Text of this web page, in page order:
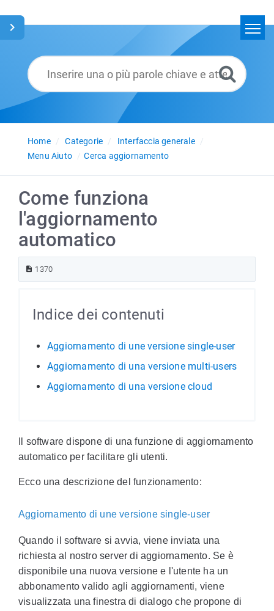
Glossario
Italiano
Home
Categorie
Interfaccia generale
Menu Aiuto
Cerca aggiornamento
Come funziona
l'aggiornamento
automatico
1370
Indice dei contenuti
Aggiornamento di une versione single-user
Aggiornamento di una versione multi-users
Aggiornamento di una versione cloud
Il software dispone di una funzione di aggiornamento
automatico per facilitare gli utenti.
Ecco una descrizione del funzionamento:
Aggiornamento di une versione single-user
Quando il software si avvia, viene inviata una
richiesta al nostro server di aggiornamento. Se è
disponibile una nuova versione e l'utente ha un
abbonamento valido agli aggiornamenti, viene
visualizzata una finestra di dialogo che propone di